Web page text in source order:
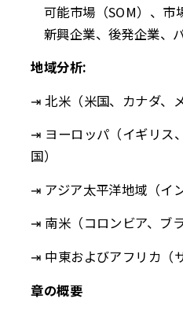
可能市場（SOM）、市
新興企業、後発企業、
地域分析:
⇥ 北米（米国、カナダ、メ
⇥ ヨーロッパ（イギリス
国）
⇥ アジア太平洋地域（イ
⇥ 南米（コロンビア、ブ
⇥ 中東およびアフリカ（
章の概要